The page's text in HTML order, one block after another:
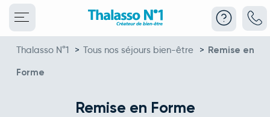
Thalasso N°1 > Tous nos séjours bien-être > Remise en
Forme
Remise en Forme